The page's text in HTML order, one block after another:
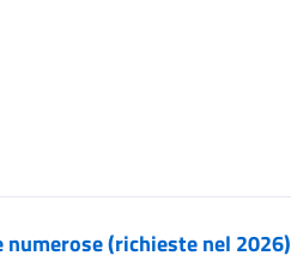
(richieste nel 2026)